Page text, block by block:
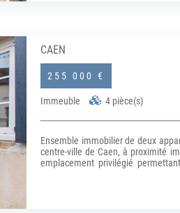
CAEN
255 000 €
Immeuble 4 pièce(s)
Ensemble immobilier de deux
centre-ville de Caen, à proximité
emplacement privilégié
par un atout rare en centre-ville
Véritable espace de détente à